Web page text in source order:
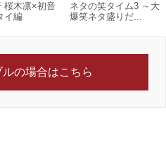
桜木凛×初音
イ編
ネタの笑タイム3 ～大
爆笑ネタ盛りだ...
の場合はこちら